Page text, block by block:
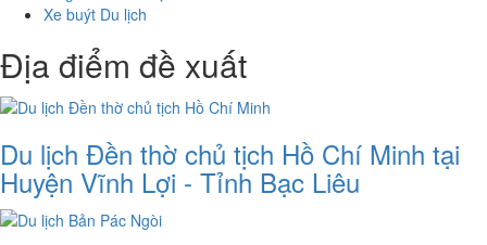
Xe buýt Du lịch
Địa điểm đề xuất
Du lịch Đền thờ chủ tịch Hồ Chí Minh tại
Huyện Vĩnh Lợi - Tỉnh Bạc Liêu